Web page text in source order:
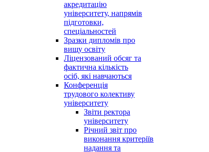
акредитацію
університету, напрямів
підготовки,
спеціальностей
Зразки дипломів про
вищу освіту
Ліцензований обсяг та
фактична кількість
осіб, які навчаються
Конференція
трудового колективу
університету
Звіти ректора
університету
Річний звіт про
виконання критеріїв
надання та